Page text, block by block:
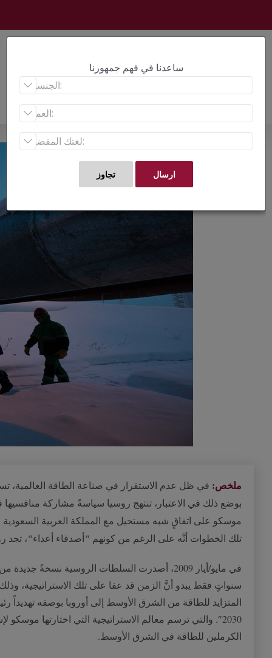
content
View
Larger
Image
ملخص: في ظل عدم الاستقرار في صناعة الطاقة العالمية،
بوضع ذلك في الاعتبار، تنتهج روسيا سياسةً مشاركة منافسيها
موسكو على اتفاقٍ شبه مستحيل مع المملكة العربية السعودية
تلك الخطوات أنَّه على الرغم من كونهم “ أصدقاء أعداء“، تجد
في مايو/أيار
، أصدرت السلطات الروسية نسخةً جديدة من
سنواتٍ فقط يبدو أنَّ الزمن قد عفا على تلك الاستراتيجية،
المتزايد للطاقة من الشرق الأوسط إلى أوروبا بوصفه تهديداً
2030″.
والتي ترسم معالم الاستراتيجية التي اختارتها موسكو
الكرملين للطاقة في الشرق الأوسط.
ساعدنا في فهم جمهورنا


